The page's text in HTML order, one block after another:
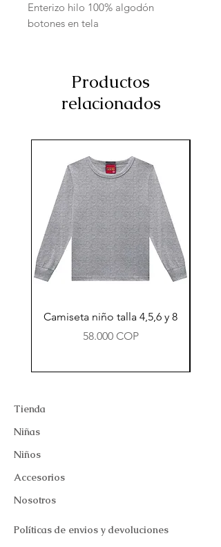
Enterizo hilo 100% algodón
botones en tela
Productos
relacionados
Camiseta niño talla 4,5,6 y 8
Precio
58.000 COP
Tienda
Niñas
Niños
Accesorios
Nosotros
Políticas de envios y devoluciones